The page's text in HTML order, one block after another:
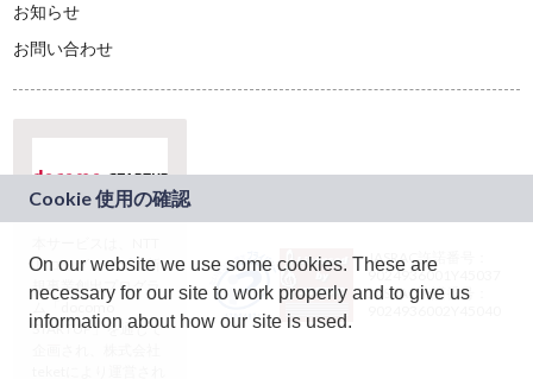
お知らせ
お問い合わせ
ドコモグループの新
規事業創出プログラ
ム「docomo
STARTUP」を通じて
JASRAC許諾番号：
9024936001Y45037
JASRAC許諾番号：
On our website we use some cookies. These are
necessary for our site to work properly and to give us
information about how our site is used.